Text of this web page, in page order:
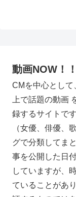
動画NOW！
CMを中心として
上で話題の動画
録するサイトで
（女優、俳優、
グで分類してま
事を公開した日
していますが、
ていることがあ